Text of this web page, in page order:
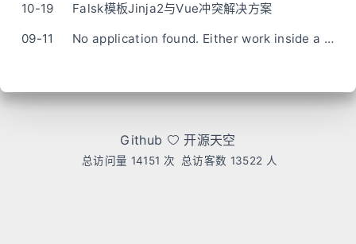
10-19
Falsk模板Jinja2与Vue冲突解决方案
09-11
No application found. Either work inside a view function or push
Github 开源天空
总访问量 14151 次 总访客数 13522 人